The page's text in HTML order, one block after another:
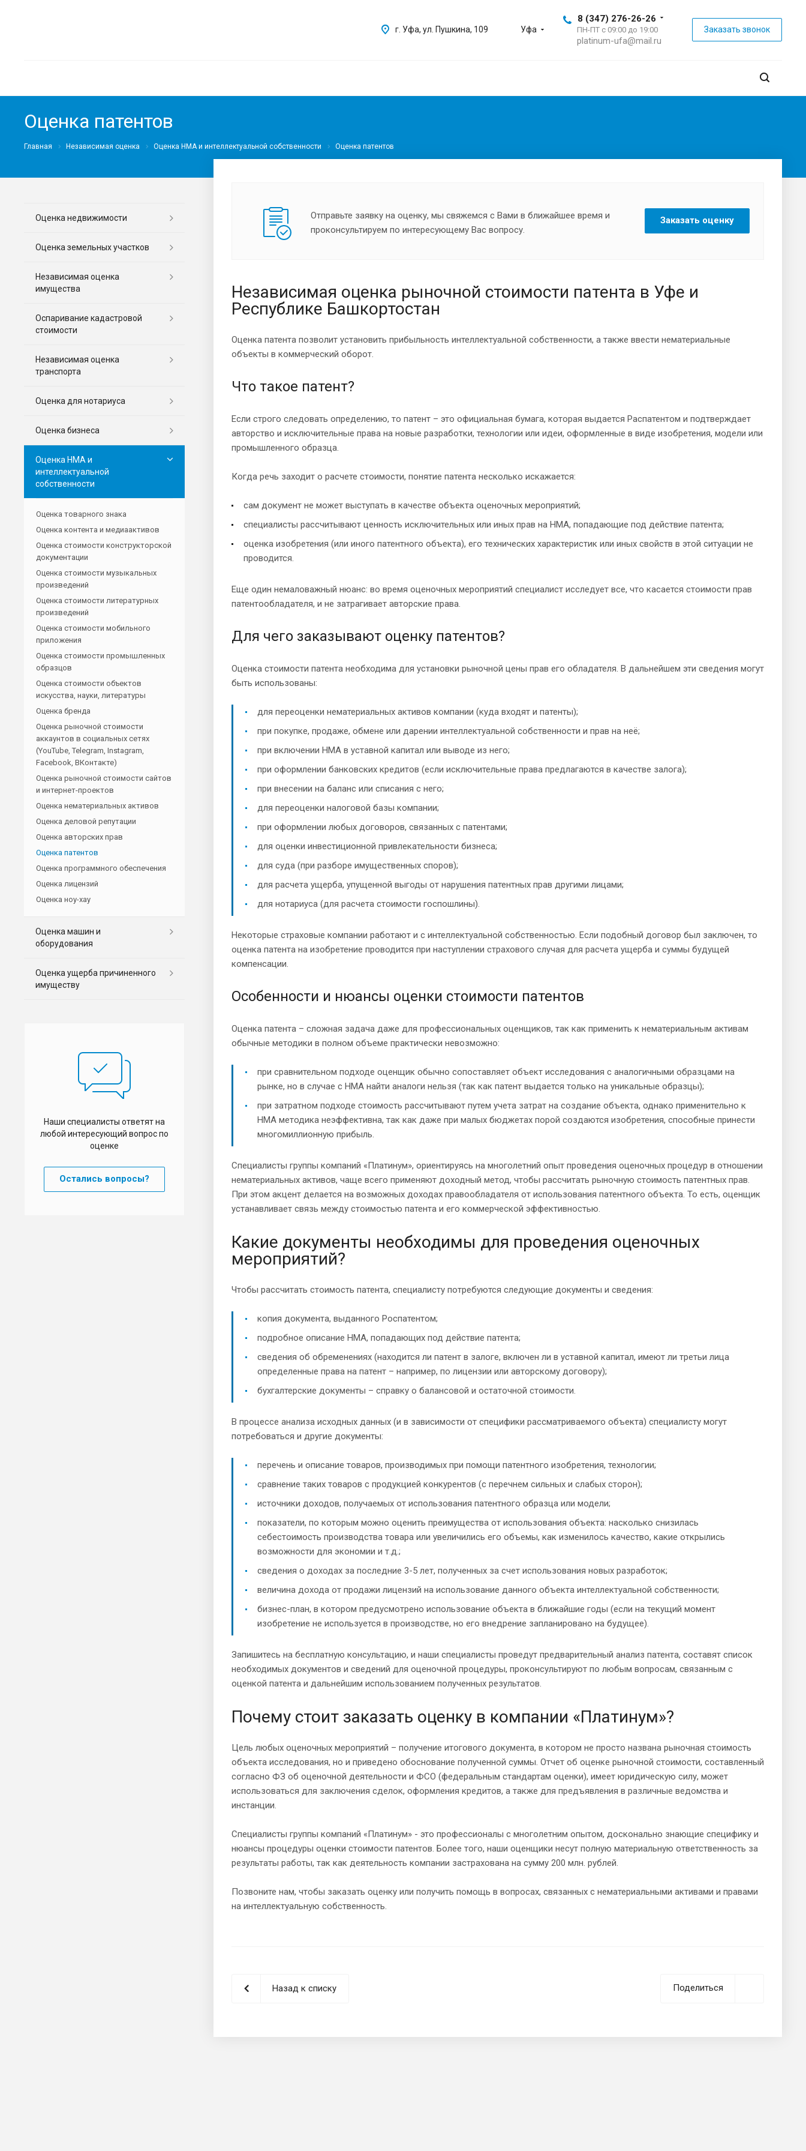
Уфа
8 (347) 276-26-26
ПН-ПТ с 09:00 до 19:00
platinum-ufa@mail.ru
Заказать звонок
г. Уфа, ул. Пушкина, 109
Оценка патентов
Главная Независимая оценка Оценка НМА и интеллектуальной собственности Оценка патентов
Отправьте заявку на оценку, мы свяжемся с Вами в ближайшее время и
проконсультируем по интересующему Вас вопросу.
Заказать оценку
Независимая оценка рыночной стоимости патента в Уфе и
Республике Башкортостан
Оценка патента позволит установить прибыльность интеллектуальной собственности, а также ввести нематериальные
объекты в коммерческий оборот.
Что такое патент?
Если строго следовать определению, то патент – это официальная бумага, которая выдается Распатентом и подтверждает
авторство и исключительные права на новые разработки, технологии или идеи, оформленные в виде изобретения, модели или
промышленного образца.
Когда речь заходит о расчете стоимости, понятие патента несколько искажается:
сам документ не может выступать в качестве объекта оценочных мероприятий;
специалисты рассчитывают ценность исключительных или иных прав на НМА, попадающие под действие патента;
оценка изобретения (или иного патентного объекта), его технических характеристик или иных свойств в этой ситуации не
проводится.
Еще один немаловажный нюанс: во время оценочных мероприятий специалист исследует все, что касается стоимости прав
патентообладателя, и не затрагивает авторские права.
Для чего заказывают оценку патентов?
Оценка стоимости патента необходима для установки рыночной цены прав его обладателя. В дальнейшем эти сведения могут
быть использованы:
для переоценки нематериальных активов компании (куда входят и патенты);
при покупке, продаже, обмене или дарении интеллектуальной собственности и прав на неё;
при включении НМА в уставной капитал или выводе из него;
при оформлении банковских кредитов (если исключительные права предлагаются в качестве залога);
при внесении на баланс или списания с него;
для переоценки налоговой базы компании;
при оформлении любых договоров, связанных с патентами;
для оценки инвестиционной привлекательности бизнеса;
для суда (при разборе имущественных споров);
для расчета ущерба, упущенной выгоды от нарушения патентных прав другими лицами;
для нотариуса (для расчета стоимости госпошлины).
Некоторые страховые компании работают и с интеллектуальной собственностью. Если подобный договор был заключен, то
оценка патента на изобретение проводится при наступлении страхового случая для расчета ущерба и суммы будущей
компенсации.
Особенности и нюансы оценки стоимости патентов
Оценка патента – сложная задача даже для профессиональных оценщиков, так как применить к нематериальным активам
обычные методики в полном объеме практически невозможно:
при сравнительном подходе оценщик обычно сопоставляет объект исследования с аналогичными образцами на
рынке, но в случае с НМА найти аналоги нельзя (так как патент выдается только на уникальные образцы);
при затратном подходе стоимость рассчитывают путем учета затрат на создание объекта, однако применительно к
НМА методика неэффективна, так как даже при малых бюджетах порой создаются изобретения, способные принести
многомиллионную прибыль.
Специалисты группы компаний «Платинум», ориентируясь на многолетний опыт проведения оценочных процедур в отношении
нематериальных активов, чаще всего применяют доходный метод, чтобы рассчитать рыночную стоимость патентных прав.
При этом акцент делается на возможных доходах правообладателя от использования патентного объекта. То есть, оценщик
устанавливает связь между стоимостью патента и его коммерческой эффективностью.
Какие документы необходимы для проведения оценочных
мероприятий?
Чтобы рассчитать стоимость патента, специалисту потребуются следующие документы и сведения:
копия документа, выданного Роспатентом;
подробное описание НМА, попадающих под действие патента;
сведения об обременениях (находится ли патент в залоге, включен ли в уставной капитал, имеют ли третьи лица
определенные права на патент – например, по лицензии или авторскому договору);
бухгалтерские документы – справку о балансовой и остаточной стоимости.
В процессе анализа исходных данных (и в зависимости от специфики рассматриваемого объекта) специалисту могут
потребоваться и другие документы:
перечень и описание товаров, производимых при помощи патентного изобретения, технологии;
сравнение таких товаров с продукцией конкурентов (с перечнем сильных и слабых сторон);
источники доходов, получаемых от использования патентного образца или модели;
показатели, по которым можно оценить преимущества от использования объекта: насколько снизилась
себестоимость производства товара или увеличились его объемы, как изменилось качество, какие открылись
возможности для экономии и т.д.;
сведения о доходах за последние 3-5 лет, полученных за счет использования новых разработок;
величина дохода от продажи лицензий на использование данного объекта интеллектуальной собственности;
бизнес-план, в котором предусмотрено использование объекта в ближайшие годы (если на текущий момент
изобретение не используется в производстве, но его внедрение запланировано на будущее).
Запишитесь на бесплатную консультацию, и наши специалисты проведут предварительный анализ патента, составят список
необходимых документов и сведений для оценочной процедуры, проконсультируют по любым вопросам, связанным с
оценкой патента и дальнейшим использованием полученных результатов.
Почему стоит заказать оценку в компании «Платинум»?
Цель любых оценочных мероприятий – получение итогового документа, в котором не просто названа рыночная стоимость
объекта исследования, но и приведено обоснование полученной суммы. Отчет об оценке рыночной стоимости, составленный
согласно ФЗ об оценочной деятельности и ФСО (федеральным стандартам оценки), имеет юридическую силу, может
использоваться для заключения сделок, оформления кредитов, а также для предъявления в различные ведомства и
инстанции.
Специалисты группы компаний «Платинум» - это профессионалы с многолетним опытом, досконально знающие специфику и
нюансы процедуры оценки стоимости патентов. Более того, наши оценщики несут полную материальную ответственность за
результаты работы, так как деятельность компании застрахована на сумму 200 млн. рублей.
Позвоните нам, чтобы заказать оценку или получить помощь в вопросах, связанных с нематериальными активами и правами
на интеллектуальную собственность.
Поделиться
Назад к списку
Оценка недвижимости
Оценка земельных участков
Независимая оценка
имущества
Оспаривание кадастровой
стоимости
Независимая оценка
транспорта
Оценка для нотариуса
Оценка бизнеса
Оценка НМА и
интеллектуальной
собственности
Оценка товарного знака
Оценка контента и медиаактивов
Оценка стоимости конструкторской
документации
Оценка стоимости музыкальных
произведений
Оценка стоимости литературных
произведений
Оценка стоимости мобильного
приложения
Оценка стоимости промышленных
образцов
Оценка стоимости объектов
искусства, науки, литературы
Оценка бренда
Оценка рыночной стоимости
аккаунтов в социальных сетях
(YouTube, Telegram, Instagram,
Facebook, ВКонтакте)
Оценка рыночной стоимости сайтов
и интернет-проектов
Оценка нематериальных активов
Оценка деловой репутации
Оценка авторских прав
Оценка патентов
Оценка программного обеспечения
Оценка лицензий
Оценка ноу-хау
Оценка машин и
оборудования
Оценка ущерба причиненного
имуществу
Наши специалисты ответят на
любой интересующий вопрос по
оценке
Остались вопросы?